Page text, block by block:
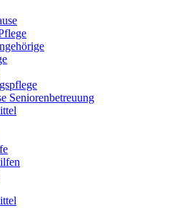
Seniorenbetreuung